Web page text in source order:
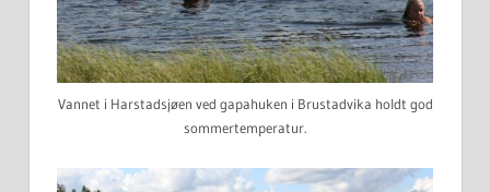
Vannet i Harstadsjøen ved gapahuken i Brustadvika holdt god
sommertemperatur.